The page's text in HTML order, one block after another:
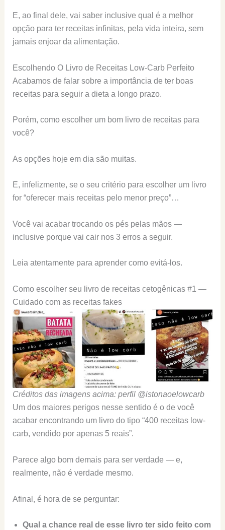
E, ao final dele, vai saber inclusive qual é a melhor
opção para ter receitas infinitas, pela vida inteira, sem
jamais enjoar da alimentação.
Escolhendo O Livro de Receitas Low-Carb Perfeito
Acabamos de falar sobre a importância de ter boas
receitas para seguir a dieta a longo prazo.
Porém, como escolher um bom livro de receitas para
você?
As opções hoje em dia são muitas.
E, infelizmente, se o seu critério para escolher um livro
for “oferecer mais receitas pelo menor preço”…
Você vai acabar trocando os pés pelas mãos —
inclusive porque vai cair nos 3 erros a seguir.
Leia atentamente para aprender como evitá-los.
Como escolher seu livro de receitas cetogênicas #1 —
Cuidado com as receitas fakes
Créditos das imagens acima: perfil @istonaoelowcarb
Um dos maiores perigos nesse sentido é o de você
acabar encontrando um livro do tipo “400 receitas low-
carb, vendido por apenas 5 reais”.
Parece algo bom demais para ser verdade — e,
realmente, não é verdade mesmo.
Afinal, é hora de se perguntar:
Qual a chance real de esse livro ter sido feito com